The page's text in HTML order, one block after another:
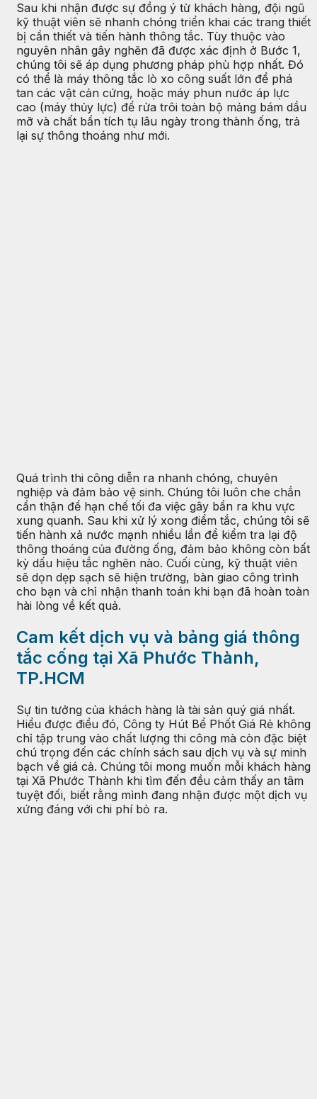
Sau khi nhận được sự đồng ý từ khách hàng, đội ngũ
kỹ thuật viên sẽ nhanh chóng triển khai các trang thiết
bị cần thiết và tiến hành thông tắc. Tùy thuộc vào
nguyên nhân gây nghẽn đã được xác định ở Bước 1,
chúng tôi sẽ áp dụng phương pháp phù hợp nhất. Đó
có thể là máy thông tắc lò xo công suất lớn để phá
tan các vật cản cứng, hoặc máy phun nước áp lực
cao (máy thủy lực) để rửa trôi toàn bộ mảng bám dầu
mỡ và chất bẩn tích tụ lâu ngày trong thành ống, trả
lại sự thông thoáng như mới.
Quá trình thi công diễn ra nhanh chóng, chuyên
nghiệp và đảm bảo vệ sinh. Chúng tôi luôn che chắn
cẩn thận để hạn chế tối đa việc gây bẩn ra khu vực
xung quanh. Sau khi xử lý xong điểm tắc, chúng tôi sẽ
tiến hành xả nước mạnh nhiều lần để kiểm tra lại độ
thông thoáng của đường ống, đảm bảo không còn bất
kỳ dấu hiệu tắc nghẽn nào. Cuối cùng, kỹ thuật viên
sẽ dọn dẹp sạch sẽ hiện trường, bàn giao công trình
cho bạn và chỉ nhận thanh toán khi bạn đã hoàn toàn
hài lòng về kết quả.
Cam kết dịch vụ và bảng giá thông
tắc cống tại Xã Phước Thành,
TP.HCM
Sự tin tưởng của khách hàng là tài sản quý giá nhất.
Hiểu được điều đó, Công ty Hút Bể Phốt Giá Rẻ không
chỉ tập trung vào chất lượng thi công mà còn đặc biệt
chú trọng đến các chính sách sau dịch vụ và sự minh
bạch về giá cả. Chúng tôi mong muốn mỗi khách hàng
tại Xã Phước Thành khi tìm đến đều cảm thấy an tâm
tuyệt đối, biết rằng mình đang nhận được một dịch vụ
xứng đáng với chi phí bỏ ra.